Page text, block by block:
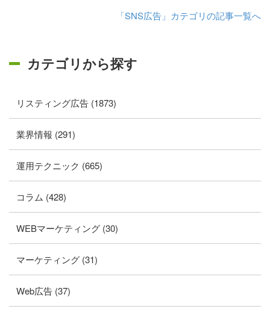
「SNS広告」カテゴリの記事一覧へ
カテゴリから探す
リスティング広告 (1873)
業界情報 (291)
運用テクニック (665)
コラム (428)
WEBマーケティング (30)
マーケティング (31)
Web広告 (37)